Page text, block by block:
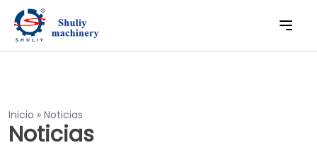
Inicio » Noticias
Noticias